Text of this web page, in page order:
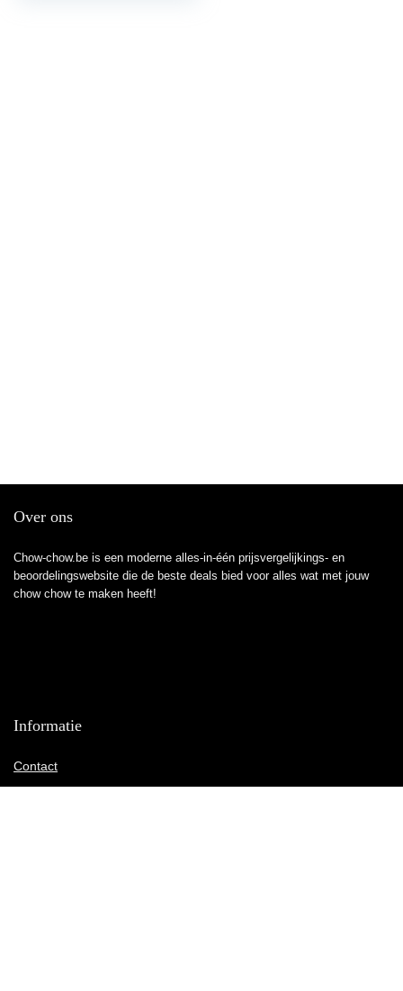
Over ons
Chow-chow.be is een moderne alles-in-één prijsvergelijkings- en
beoordelingswebsite die de beste deals bied voor alles wat met jouw
chow chow te maken heeft!
Informatie
Contact
Klantenservice